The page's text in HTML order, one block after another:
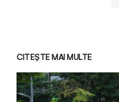
CITEȘTE MAI MULTE